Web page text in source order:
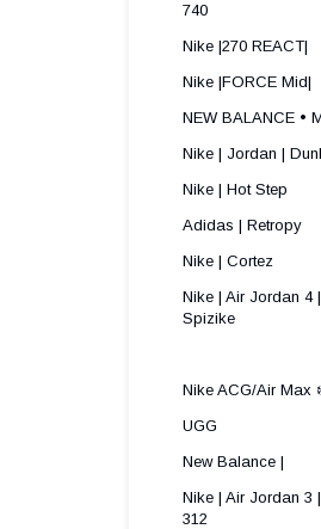
740
Nike |270 REACT|
Nike |FORCE Mid|
NEW BALANCE •
Nike | Jordan |
Nike | Hot Step
Adidas | Retropy
Nike | Cortez
Nike | Air Jordan 4 |
Nike ACG/Air Max
UGG
New Balance |
Nike | Air Jordan 3 |